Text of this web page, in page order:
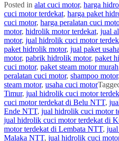
Posted in alat cuci motor, harga
cuci motor terdekat, harga paket
cuci motor, harga peralatan cuci
motor, hidrolik motor terdekat, jual
motor, jual hidrolik cuci motor
paket hidrolik motor, jual paket
motor, pabrik hidrolik motor, paket
cuci motor, paket steam motor murah
peralatan cuci motor, shampoo motor,
steam motor, usaha cuci motor
Timur, jual hidrolik cuci motor
cuci motor terdekat di Belu NTT,
Ende NTT, jual hidrolik cuci motor
jual hidrolik cuci motor terdekat di
motor terdekat di Lembata NTT,
Malaka NTT, jual hidrolik cuci